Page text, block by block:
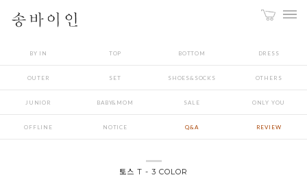
BY IN TOP BOTTOM DRESS
OUTER SET SHOES&SOCKS OTHERS
JUNIOR BABY&MOM SALE ONLY YOU
OFFLINE NOTICE Q&A REVIEW
토스 T - 3 COLOR